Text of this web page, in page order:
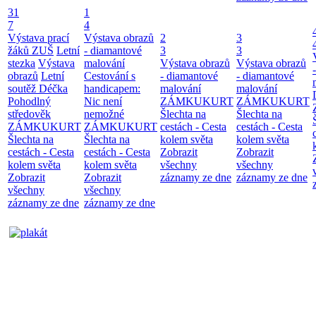
31
7
Výstava prací
žáků ZUŠ Letní
stezka Výstava
obrazů Letní
soutěž Déčka
Pohodlný
středověk
ZÁMKUKURT
Šlechta na
cestách - Cesta
kolem světa
Zobrazit
všechny
záznamy ze dne
1
4
Výstava obrazů
- diamantové
malování
Cestování s
handicapem:
Nic není
nemožné
ZÁMKUKURT
Šlechta na
cestách - Cesta
kolem světa
Zobrazit
všechny
záznamy ze dne
2
3
Výstava obrazů
- diamantové
malování
ZÁMKUKURT
Šlechta na
cestách - Cesta
kolem světa
Zobrazit
všechny
záznamy ze dne
3
3
Výstava obrazů
- diamantové
malování
ZÁMKUKURT
Šlechta na
cestách - Cesta
kolem světa
Zobrazit
všechny
záznamy ze dne